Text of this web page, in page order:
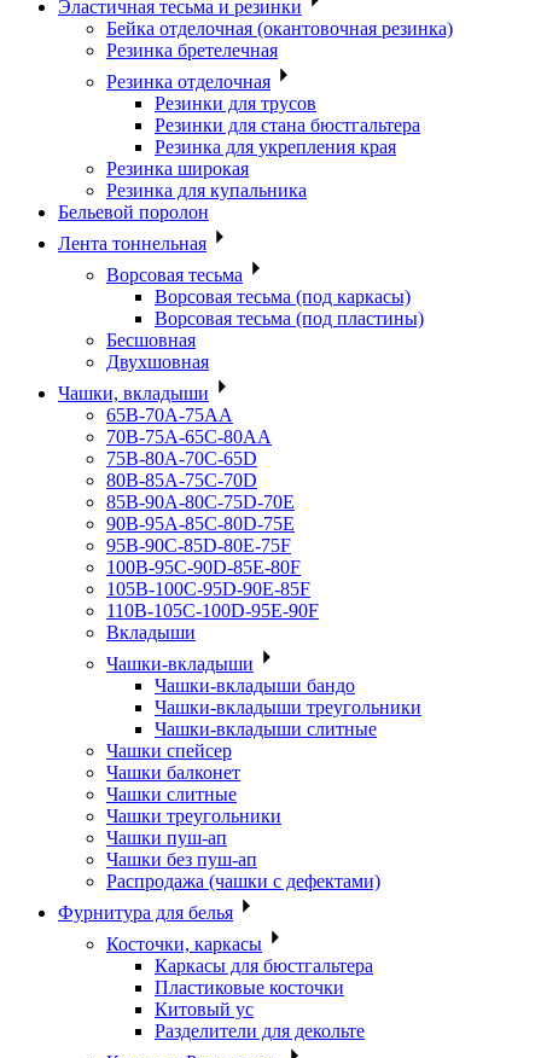
Эластичная тесьма и резинки
Бейка отделочная (окантовочная резинка)
Резинка бретелечная
Резинка отделочная
Резинки для трусов
Резинки для стана бюстгальтера
Резинка для укрепления края
Резинка широкая
Резинка для купальника
Бельевой поролон
Лента тоннельная
Ворсовая тесьма
Ворсовая тесьма (под каркасы)
Ворсовая тесьма (под пластины)
Бесшовная
Двухшовная
Чашки, вкладыши
65B-70A-75АА
70В-75А-65С-80АА
75В-80А-70С-65D
80В-85А-75С-70D
85В-90А-80С-75D-70E
90B-95A-85C-80D-75E
95B-90C-85D-80E-75F
100B-95C-90D-85E-80F
105B-100C-95D-90E-85F
110B-105C-100D-95E-90F
Вкладыши
Чашки-вкладыши
Чашки-вкладыши бандо
Чашки-вкладыши треугольники
Чашки-вкладыши слитные
Чашки спейсер
Чашки балконет
Чашки слитные
Чашки треугольники
Чашки пуш-ап
Чашки без пуш-ап
Распродажа (чашки с дефектами)
Фурнитура для белья
Косточки, каркасы
Каркасы для бюстгальтера
Пластиковые косточки
Китовый ус
Разделители для декольте